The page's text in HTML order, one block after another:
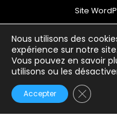
Nous utilisons des
expérience sur notre site.
Vous pouvez en savoir
utilisons ou les
Accepter Fermer
Site
Conditions